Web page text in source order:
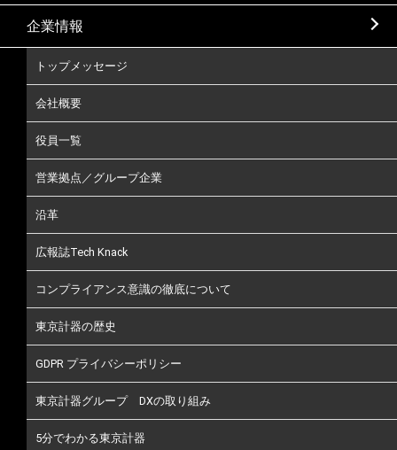
企業情報
トップメッセージ
会社概要
役員一覧
営業拠点／グループ企業
沿革
広報誌Tech Knack
コンプライアンス意識の徹底について
東京計器の歴史
GDPR プライバシーポリシー
東京計器グループ DXの取り組み
5分でわかる東京計器